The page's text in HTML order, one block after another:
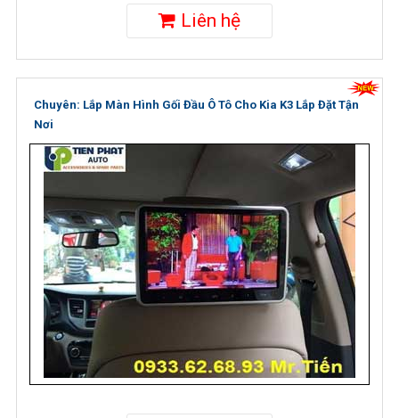
Liên hệ
Chuyên: Lắp Màn Hình Gối Đầu Ô Tô Cho Kia K3 Lắp Đặt Tận
Nơi